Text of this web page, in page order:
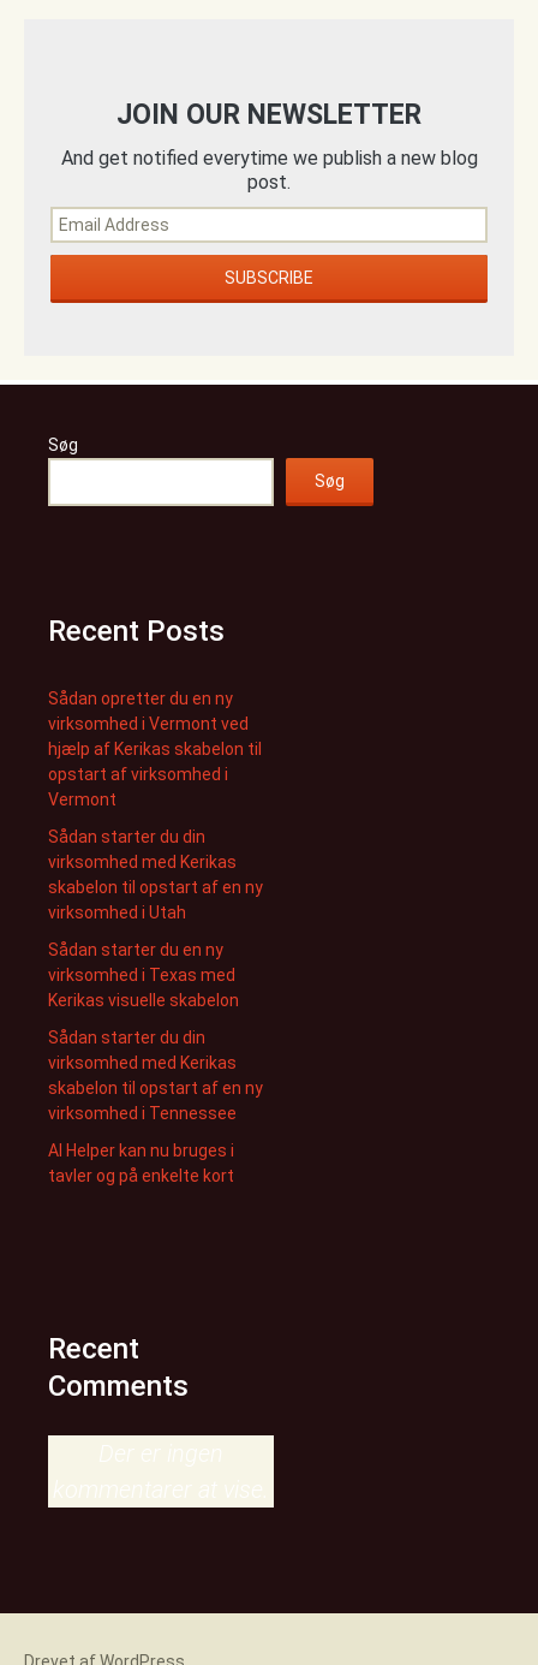
JOIN OUR NEWSLETTER
And get notified everytime we publish a new blog
post.
Søg
Søg
Recent Posts
Sådan opretter du en ny
virksomhed i Vermont ved
hjælp af Kerikas skabelon til
opstart af virksomhed i
Vermont
Sådan starter du din
virksomhed med Kerikas
skabelon til opstart af en ny
virksomhed i Utah
Sådan starter du en ny
virksomhed i Texas med
Kerikas visuelle skabelon
Sådan starter du din
virksomhed med Kerikas
skabelon til opstart af en ny
virksomhed i Tennessee
AI Helper kan nu bruges i
tavler og på enkelte kort
Recent
Comments
Der er ingen
kommentarer at vise.